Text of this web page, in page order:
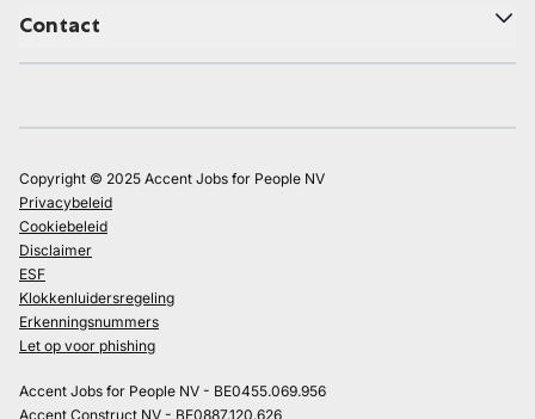
Contact
Copyright © 2025 Accent Jobs for People NV
Privacybeleid
Cookiebeleid
Disclaimer
ESF
Klokkenluidersregeling
Erkenningsnummers
Let op voor phishing
Accent Jobs for People NV - BE0455.069.956
Accent Construct NV - BE0887.120.626